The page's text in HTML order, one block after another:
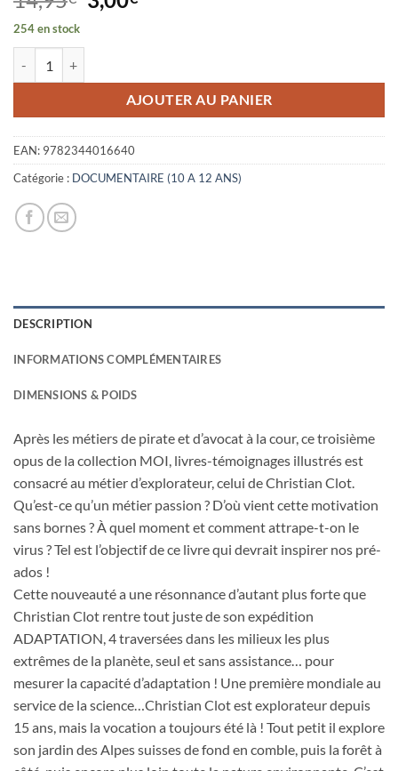
prix
14,95€.3,00€.
254 en stock
AJOUTER AU PANIER
EAN: 9782344016640
Catégorie : DOCUMENTAIRE (10 A 12 ANS)
DESCRIPTION
INFORMATIONS COMPLÉMENTAIRES
DIMENSIONS & POIDS
Après les métiers de pirate et d’avocat à la cour, ce troisième
opus de la collection MOI, livres-témoignages illustrés est
consacré au métier d’explorateur, celui de Christian Clot.
Qu’est-ce qu’un métier passion ? D’où vient cette motivation
sans bornes ? À quel moment et comment attrape-t-on le
virus ? Tel est l’objectif de ce livre qui devrait inspirer nos pré-
ados !
Cette nouveauté a une résonnance d’autant plus forte que
Christian Clot rentre tout juste de son expédition
ADAPTATION, 4 traversées dans les milieux les plus
extrêmes de la planète, seul et sans assistance… pour
mesurer la capacité d’adaptation ! Une première mondiale au
service de la science…Christian Clot est explorateur depuis
15 ans, mais la vocation a toujours été là ! Tout petit il explore
son jardin des Alpes suisses de fond en comble, puis la forêt à